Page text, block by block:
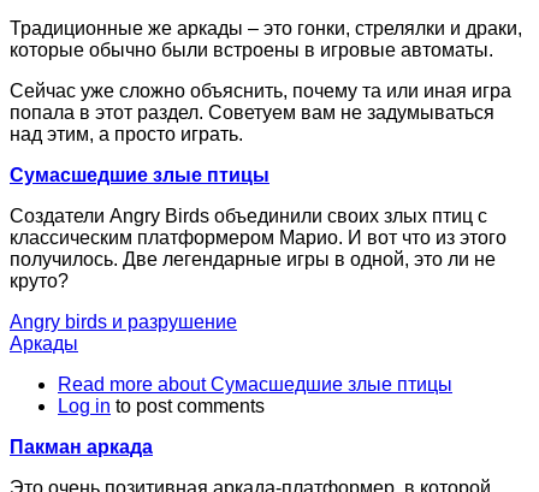
Традиционные же аркады – это гонки, стрелялки и драки,
которые обычно были встроены в игровые автоматы.
Сейчас уже сложно объяснить, почему та или иная игра
попала в этот раздел. Советуем вам не задумываться
над этим, а просто играть.
Сумасшедшие злые птицы
Создатели Angry Birds объединили своих злых птиц с
классическим платформером Марио. И вот что из этого
получилось. Две легендарные игры в одной, это ли не
круто?
Angry birds и разрушение
Аркады
Read more about Сумасшедшие злые птицы
Log in to post comments
Пакман аркада